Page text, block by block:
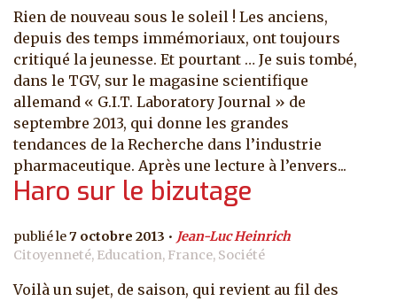
Rien de nouveau sous le soleil ! Les anciens,
depuis des temps immémoriaux, ont toujours
critiqué la jeunesse. Et pourtant … Je suis tombé,
dans le TGV, sur le magasine scientifique
allemand « G.I.T. Laboratory Journal » de
septembre 2013, qui donne les grandes
tendances de la Recherche dans l’industrie
pharmaceutique. Après une lecture à l’envers...
Haro sur le bizutage
7 octobre 2013
Jean-Luc Heinrich
Citoyenneté, Education, France, Société
Voilà un sujet, de saison, qui revient au fil des